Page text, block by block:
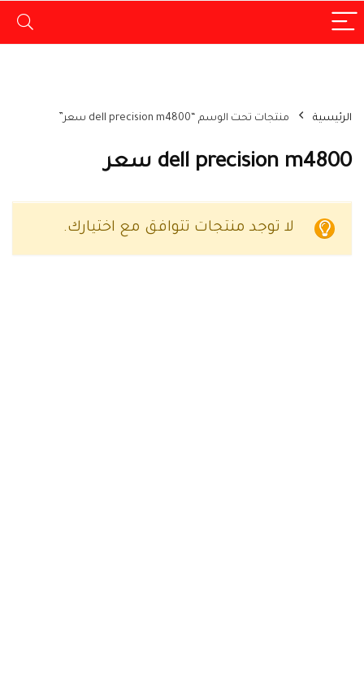
الرئيسية منتجات تحت الوسم “dell precision m4800 سعر”
dell precision m4800 سعر
لا توجد منتجات تتوافق مع اختيارك.